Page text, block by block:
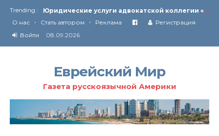
Trending : Ю
ридические услуги адвокатской коллегии «Эли Гервиц»: полное сопровождение на всех этапах
От Ирана до Ливана и Газы
О нас • Стать автором • Реклама
Регистрация
Войти
08.09.2026
Еврейский Мир
Газета русскоязычной Америки